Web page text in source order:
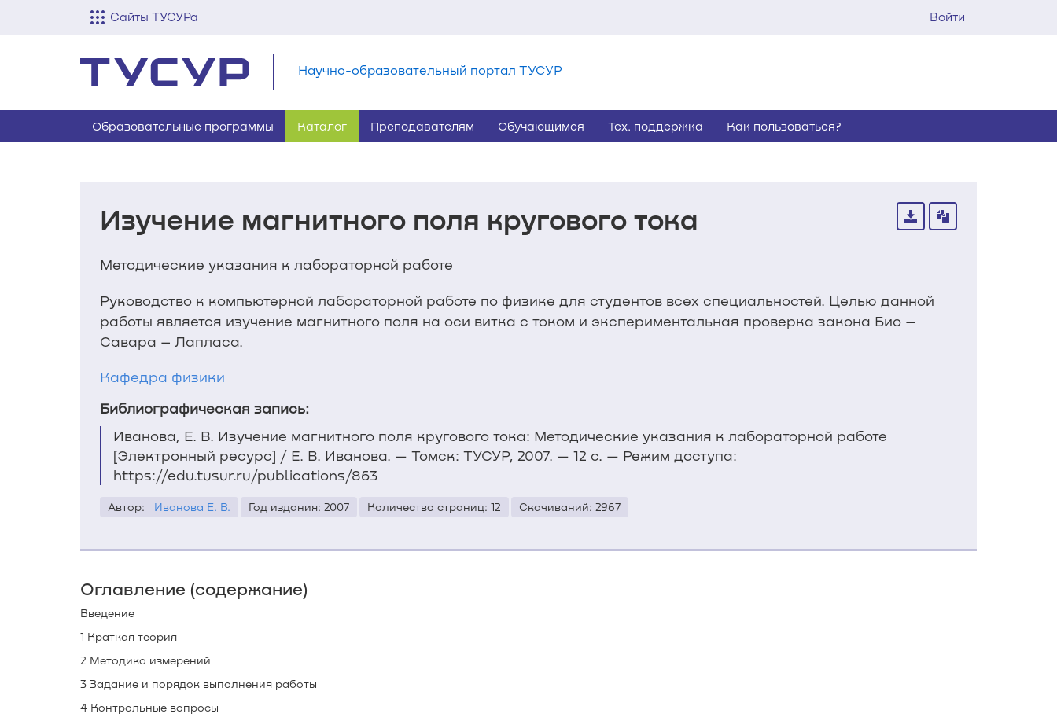
Сайты ТУСУРа Войти
Научно-образовательный портал ТУСУР
Образовательные программы Каталог Преподавателям Обучающимся Тех. поддержка Как пользоваться?
Изучение магнитного поля кругового тока
Методические указания к лабораторной работе
Руководство к компьютерной лабораторной работе по физике для студентов всех специальностей. Целью данной
работы является изучение магнитного поля на оси витка с током и экспериментальная проверка закона Био –
Савара – Лапласа.
Кафедра физики
Библиографическая запись:
Иванова, Е. В. Изучение магнитного поля кругового тока: Методические указания к лабораторной работе
[Электронный ресурс] / Е. В. Иванова. — Томск: ТУСУР, 2007. — 12 с. — Режим доступа:
https://edu.tusur.ru/publications/863
Автор: Иванова Е. В. Год издания: 2007 Количество страниц: 12 Скачиваний: 2967
Оглавление (содержание)
Введение
1 Краткая теория
2 Методика измерений
3 Задание и порядок выполнения работы
4 Контрольные вопросы